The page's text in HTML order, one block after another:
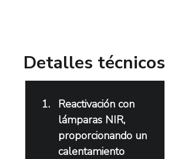
​Detalles técnicos
Reactivación con
lámparas NIR,
proporcionando un
calentamiento